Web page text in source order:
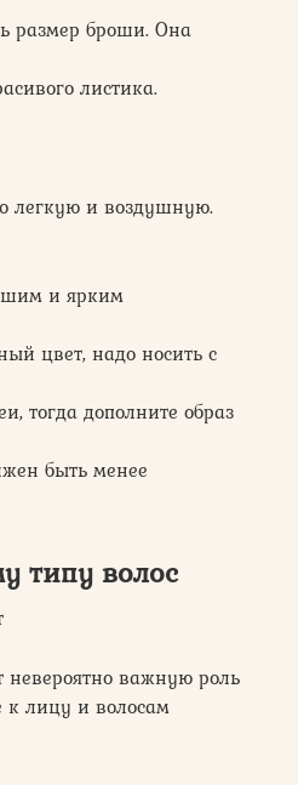
размер броши. Она
листика.
легкую и воздушную.
и ярким
цвет, надо носить с
тогда дополните образ
быть менее
типу волос
невероятно важную роль
к лицу и волосам